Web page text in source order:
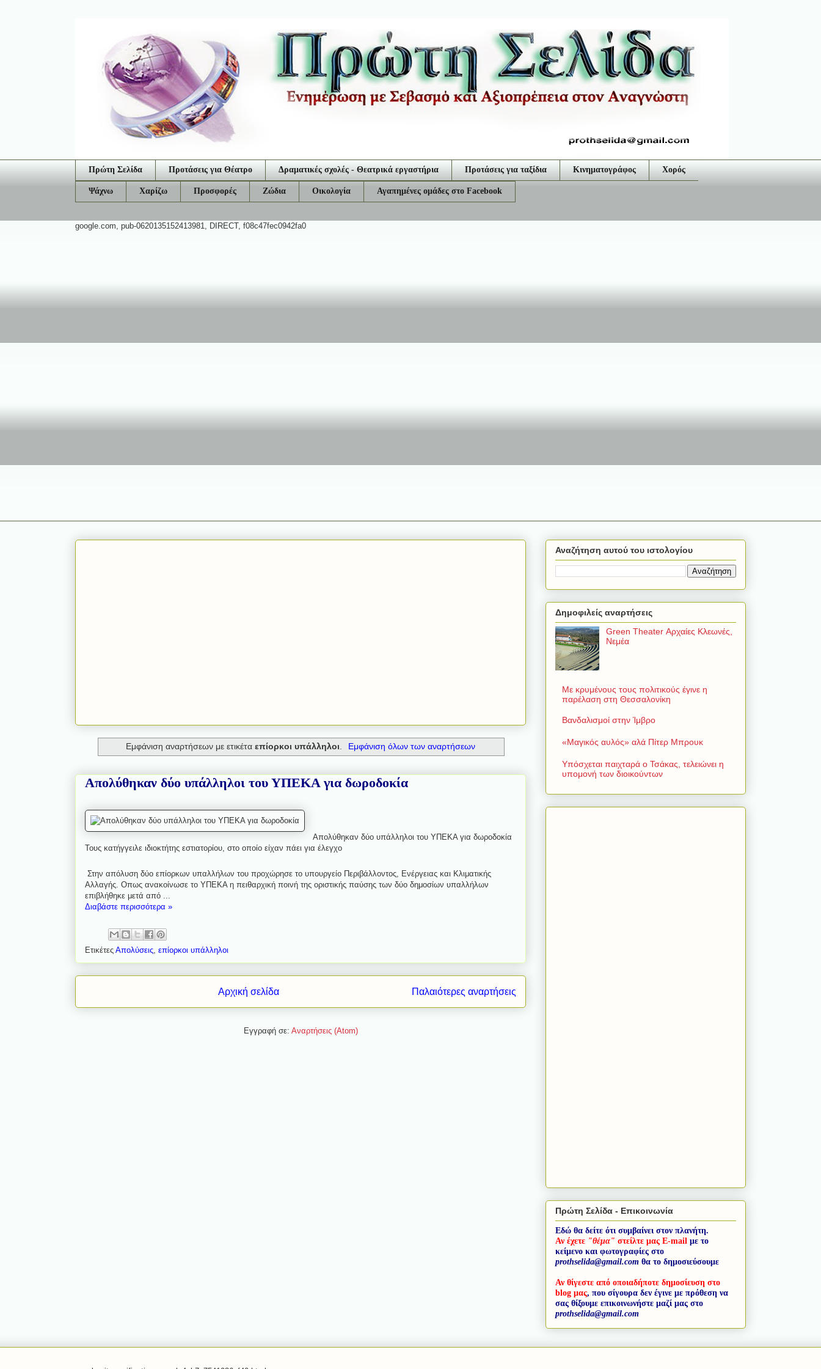
Πρώτη Σελίδα Προτάσεις για Θέατρο Δραματικές σχολές - Θεατρικά εργαστήρια Προτάσεις για ταξίδια Κινηματογράφος Χορός
Ψάχνω Χαρίζω Προσφορές Ζώδια Οικολογία Αγαπημένες ομάδες στο Facebook
google.com, pub-0620135152413981, DIRECT, f08c47fec0942fa0
Εμφάνιση αναρτήσεων με ετικέταεπίορκοι υπάλληλοι Εμφάνιση όλων των αναρτήσεων
Απολύθηκαν δύο υπάλληλοι του ΥΠΕΚΑ για δωροδοκία
Απολύθηκαν δύο υπάλληλοι του ΥΠΕΚΑ για δωροδοκία
Τους κατήγγειλε ιδιοκτήτης εστιατορίου, στο οποίο είχαν πάει για έλεγχο
Στην απόλυση δύο επίορκων υπαλλήλων του προχώρησε το υπουργείο Περιβάλλοντος, Ενέργειας και Κλιματικής
Αλλαγής. Oπως ανακοίνωσε το ΥΠΕΚΑ η πειθαρχική ποινή της οριστικής παύσης των δύο δημοσίων υπαλλήλων
επιβλήθηκε μετά από ...
Διαβάστε περισσότερα »
Ετικέτες Απολύσεις, επίορκοι υπάλληλοι
Παλαιότερες αναρτήσεις
Αρχική σελίδα
Εγγραφή σε: Αναρτήσεις (Atom)
Αναζήτηση αυτού του ιστολογίου
Δημοφιλείς αναρτήσεις
Green Theater Αρχαίες Κλεωνές,
Νεμέα
Με κρυμένους τους πολιτικούς έγινε η
παρέλαση στη Θεσσαλονίκη
Βανδαλισμοί στην Ίμβρο
«Μαγικός αυλός» αλά Πίτερ Μπρουκ
Υπόσχεται παιχταρά ο Τσάκας, τελειώνει η
υπομονή των διοικούντων
Πρώτη Σελίδα - Επικοινωνία
Εδώ θα δείτε ότι συμβαίνει στον πλανήτη.
Αν έχετε "θέμα" στείλτε μας E-mail με το
κείμενο και φωτογραφίες στο
prothselida@gmail.com θα το δημοσιεύσουμε
Αν θίγεστε από οποιαδήποτε δημοσίευση στο
blog μας, που σίγουρα δεν έγινε με πρόθεση να
σας θίξουμε επικοινωνήστε μαζί μας στο
prothselida@gmail.com